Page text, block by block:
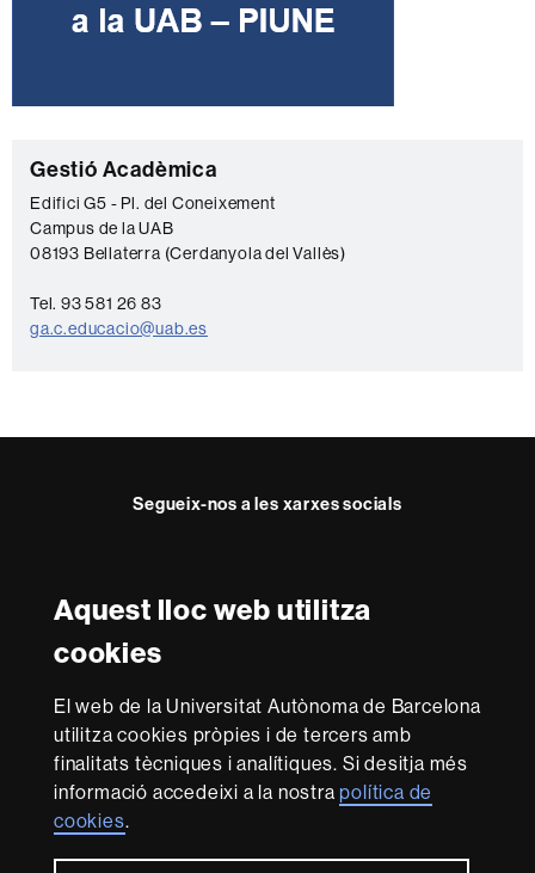
Aquest lloc web utilitza
cookies
El web de la Universitat Autònoma de Barcelona
utilitza cookies pròpies i de tercers amb
finalitats tècniques i analítiques. Si desitja més
informació accedeixi a la nostrapolítica de
cookies.
C
o
n
a
c
Gestió Acadèmica
Edifici G5 - Pl. del Coneixement
Campus de la UAB
08193 Bellaterra (Cerdanyola del Vallès)
Tel. 93 581 26 83
ga.c.educacio@uab.es
Segueix-nos a les xarxes socials
Reconeixement internacional de l'excel·lència
in
Research
-
Euraxess
Amb el finançament de
Sobre